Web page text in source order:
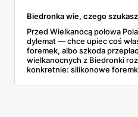
Biedronka wie, czego
Przed Wielkanocą połowa
dylemat — chce upiec coś
foremek, albo szkoda
wielkanocnych z Biedronki
konkretnie: silikonowe
dostępne od 4,99 zł za